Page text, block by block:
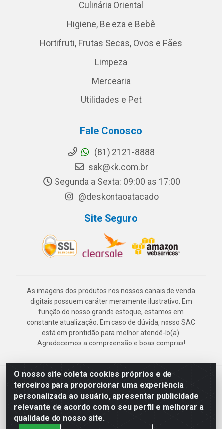
O nosso site coleta cookies próprios e de
terceiros para proporcionar uma experiência
personalizada ao usuário, apresentar publicidade
relevante de acordo com o seu perfil e melhorar a
qualidade do nosso site.
Culinária Oriental
Higiene, Beleza e Bebê
Hortifruti, Frutas Secas, Ovos e Pães
Limpeza
Mercearia
Utilidades e Pet
Fale Conosco
(81) 2121-8888
sak@kk.com.br
Segunda a Sexta: 09:00 as 17:00
@deskontaoatacado
Site Seguro
As imagens dos produtos nos nossos canais de venda
digitais possuem caráter meramente ilustrativo. Em
função do nosso grande estoque, estamos em
constante atualização. Em caso de dúvida, nosso SAC
está em prontidão para melhor atendê-lo(a).
Agradecemos a compreensão e boas compras!
Deskontão Atacado - Av. Marechal Mascarenhas de Morais, 2471 -
Imbiribeira - Recife/PE - CEP 51.150-001 - CNPJ 24.150.377/0003-
57